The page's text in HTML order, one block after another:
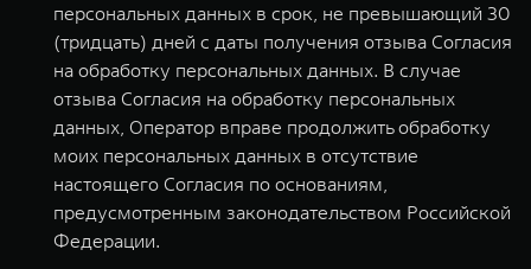
персональных данных в срок, не превышающий 30
(тридцать) дней с даты получения отзыва Согласия
на обработку персональных данных. В случае
отзыва Согласия на обработку персональных
данных, Оператор вправе продолжить обработку
моих персональных данных в отсутствие
настоящего Согласия по основаниям,
предусмотренным законодательством Российской
Федерации.